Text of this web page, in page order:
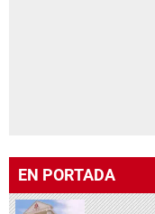
EN PORTADA